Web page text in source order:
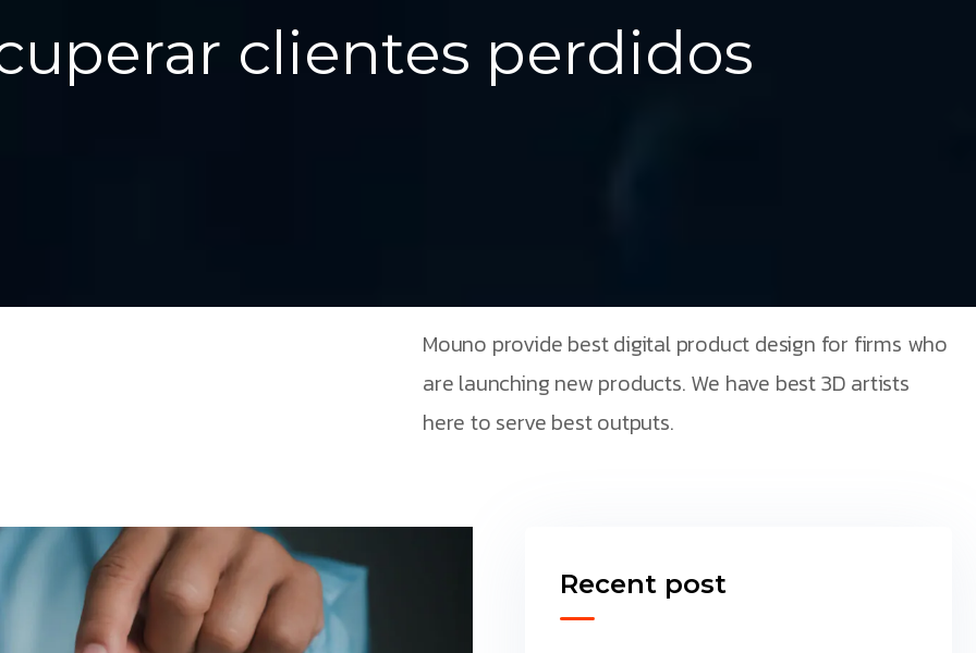
clientes perdidos
Mouno provide best digital product design for firms who
are launching new products. We have best 3D artists
here to serve best outputs.
Recent post